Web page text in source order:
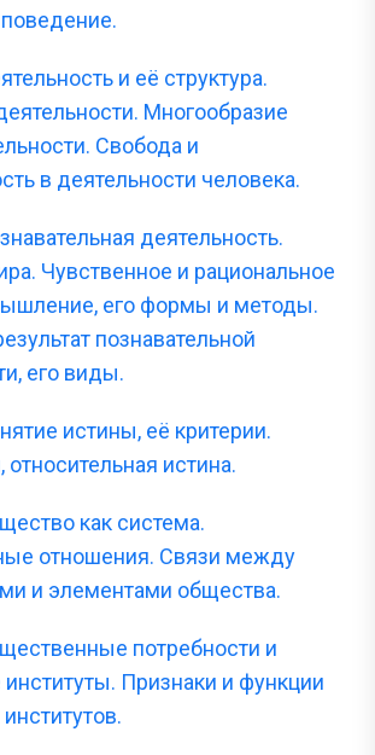
и её структура.
Многообразие
Свобода и
в деятельности человека.
деятельность.
Чувственное и рациональное
его формы и методы.
познавательной
его виды.
истины, её критерии.
истина.
как система.
отношения. Связи между
и элементами общества.
потребности и
Признаки и функции